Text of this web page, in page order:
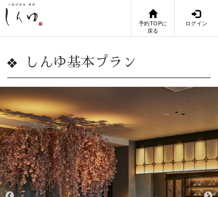
予約TOPに
戻る
ログイン
しんゆ基本プラン